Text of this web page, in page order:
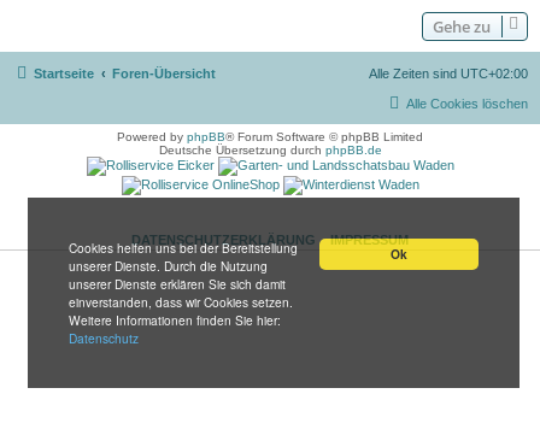
Ok
Cookies helfen uns bei der Bereitstellung
unserer Dienste. Durch die Nutzung
unserer Dienste erklären Sie sich damit
einverstanden, dass wir Cookies setzen.
Weitere Informationen finden Sie hier:
Datenschutz
Gehe zu
Startseite Foren-Übersicht Alle Zeiten sind UTC+02:00
Alle Cookies löschen
Powered by phpBB® Forum Software © phpBB Limited
Deutsche Übersetzung durch phpBB.de
DATENSCHUTZERKLÄRUNG IMPRESSUM